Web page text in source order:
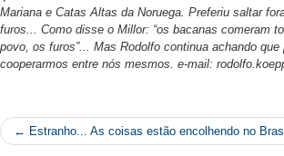
Mariana e Catas Altas da Noruega. Preferiu saltar
furos... Como disse o Millor: “os bacanas comeram
povo, os furos”... Mas Rodolfo continua achando
cooperarmos entre nós mesmos. e-mail:
← Estranho... As coisas estão encolhendo no